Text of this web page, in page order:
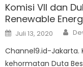
Komisi VII dan
Renewable
Posted
on
Juli 13, 2020
Channel9.id-Jakarta.
kehormatan Duta